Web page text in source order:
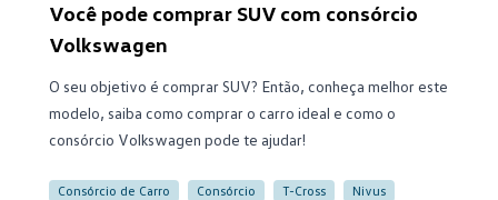
Você pode comprar SUV com consórcio
Volkswagen
O seu objetivo é comprar SUV? Então, conheça melhor este
modelo, saiba como comprar o carro ideal e como o
consórcio Volkswagen pode te ajudar!
Consórcio de Carro Consórcio T-Cross
Nivus